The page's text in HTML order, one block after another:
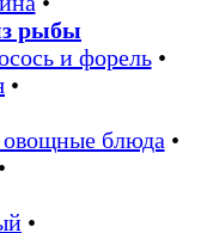
рыбы
и форель•
•
овощные блюда •
•